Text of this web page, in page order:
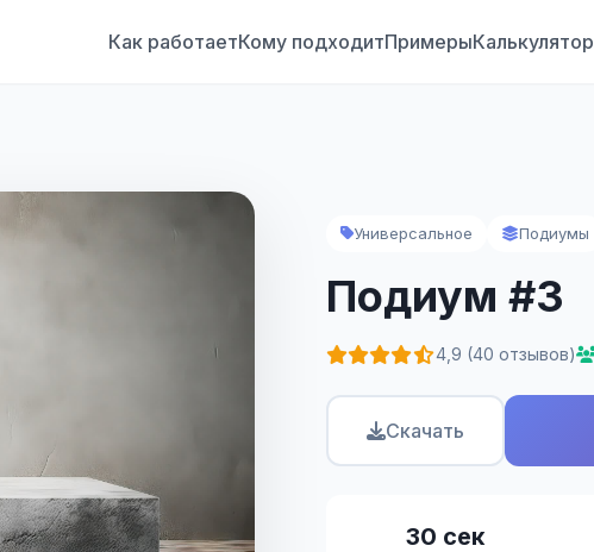
Как работаетКому подходитПримерыКалькулятор
Универсальное Подиумы
Подиум #3
4,9 (40 отзывов)
Скачать
30 сек